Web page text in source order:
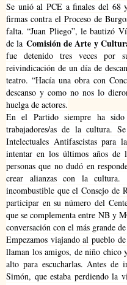
Se unió al PCE a finales del 68
firmas contra el Proceso de
falta. “Juan Pliego”, le bautizó
de la Comisión de Arte y
fue detenido tres veces por
reivindicación de un día de
teatro. “Hacía una obra con
descanso y como no nos lo
huelga de actores.
En el Partido siempre ha
trabajadores/as de la cultura.
Intelectuales Antifascistas
intentar en los últimos años de
personas que no dudó en
crear alianzas con la cultura.
incombustible que el Consejo de
participar en su número del
que se complementa entre NB y
conversación con el más grande
Empezamos viajando al pueblo
llaman los amigos, de niño chico
alto para escucharlas. Antes
Simón, que estaba perdiendo